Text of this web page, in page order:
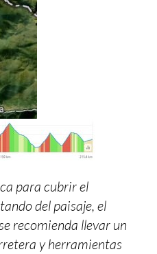
para cubrir el
del paisaje, el
recomienda llevar un
y herramientas